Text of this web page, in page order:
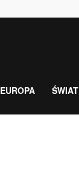
EUROPA ŚWIAT